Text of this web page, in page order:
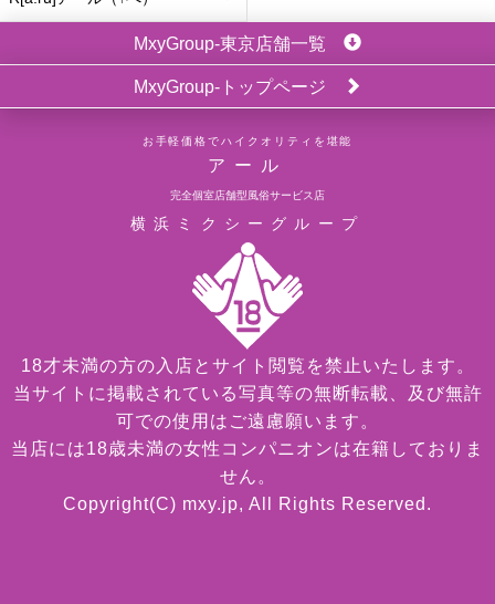
MxyGroup-東京店舗一覧
MxyGroup-トップページ
お手軽価格でハイクオリティを堪能
アール
完全個室店舗型風俗サービス店
横浜ミクシーグループ
18才未満の方の入店とサイト閲覧を禁止いたします。
当サイトに掲載されている写真等の無断転載、及び無許
可での使用はご遠慮願います。
当店には18歳未満の女性コンパニオンは在籍しておりま
せん。
Copyright(C) mxy.jp, All Rights Reserved.